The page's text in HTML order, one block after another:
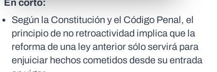
En corto:
Según la Constitución y el Código Penal, el
principio de no retroactividad implica que la
reforma de una ley anterior sólo servirá para
enjuiciar hechos cometidos desde su entrada